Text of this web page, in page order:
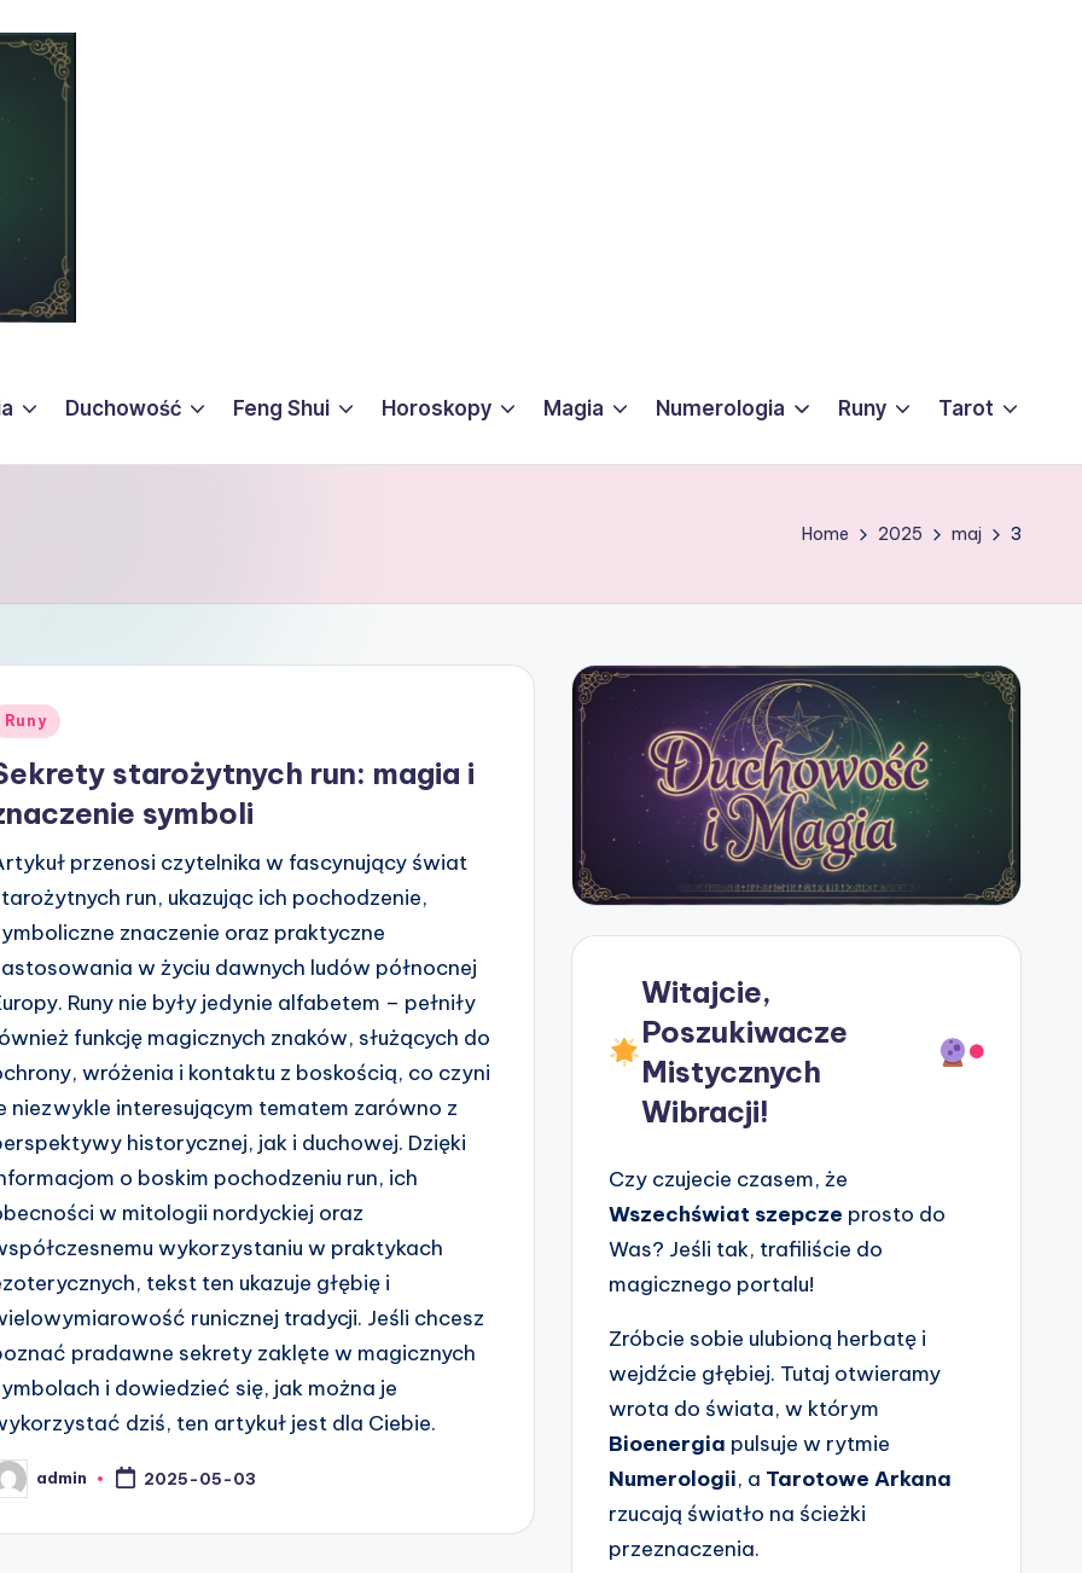
Duchowość Feng Shui Horoskopy Magia Numerologia Runy Tarot
Home 2025 maj 3
Runy
starożytnych run: magia i
symboli
przenosi czytelnika w fascynujący świat
run, ukazując ich pochodzenie,
znaczenie oraz praktyczne
w życiu dawnych ludów północnej
Runy nie były jedynie alfabetem – pełniły
funkcję magicznych znaków, służących do
wróżenia i kontaktu z boskością, co czyni
niezwykle interesującym tematem zarówno z
historycznej, jak i duchowej. Dzięki
o boskim pochodzeniu run, ich
w mitologii nordyckiej oraz
wykorzystaniu w praktykach
tekst ten ukazuje głębię i
runicznej tradycji. Jeśli chcesz
pradawne sekrety zaklęte w magicznych
i dowiedzieć się, jak można je
dziś, ten artykuł jest dla Ciebie.
admin 2025-05-03
Witajcie,
Poszukiwacze
Mistycznych
Wibracji!
Czy czujecie czasem, że
Wszechświat szepcze prosto do
Was? Jeśli tak, trafiliście do
magicznego portalu!
Zróbcie sobie ulubioną herbatę i
wejdźcie głębiej. Tutaj otwieramy
wrota do świata, w którym
Bioenergia pulsuje w rytmie
Numerologii, a Tarotowe Arkana
rzucają światło na ścieżki
przeznaczenia.